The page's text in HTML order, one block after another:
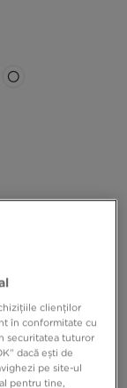
clienților
în conformitate cu
securitatea tuturor
dacă ești de
pe site-ul
pentru tine,